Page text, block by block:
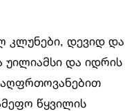
კლუნები, დევიდ და
უილიამსი და იდრის
წყვილის